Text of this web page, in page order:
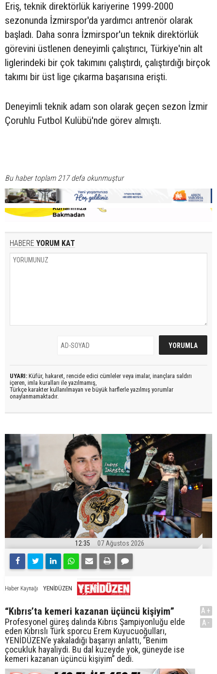
Eriş, teknik direktörlük kariyerine 1999-2000
sezonunda İzmirspor'da yardımcı antrenör olarak
başladı. Daha sonra İzmirspor'un teknik direktörlük
görevini üstlenen deneyimli çalıştırıcı, Türkiye'nin alt
liglerindeki bir çok takımını çalıştırdı, çalıştırdığı birçok
takımı bir üst lige çıkarma başarısına erişti.
Deneyimli teknik adam son olarak geçen sezon İzmir
Çoruhlu Futbol Kulübü'nde görev almıştı.
Bu haber toplam 217 defa okunmuştur
HABERE YORUM KAT
UYARI: Küfür, hakaret, rencide edici cümleler veya imalar, inançlara saldırı
içeren, imla kuralları ile yazılmamış,
Türkçe karakter kullanılmayan ve büyük harflerle yazılmış yorumlar
onaylanmamaktadır.
12:35 07 Ağustos 2026
Haber Kaynağı YENİDÜZEN
“Kıbrıs’ta kemeri kazanan üçüncü kişiyim”
Profesyonel güreş dalında Kıbrıs Şampiyonluğu elde
eden Kıbrıslı Türk sporcu Erem Kuyucuoğulları,
YENİDÜZEN’e yakaladığı başarıyı anlattı, “Benim
çocukluk hayaliydi. Bu dal kuzeyde yok, güneyde ise
kemeri kazanan üçüncü kişiyim” dedi.
A+
A-